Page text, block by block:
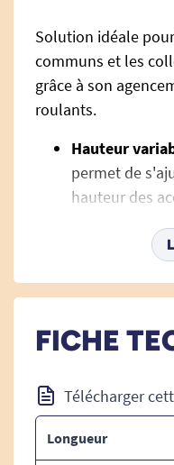
Solution idéale
communs et les
grâce à son
roulants.
Hauteur
permet de
hauteur des
circulaires
Large
fauteuils
FICHE
Télécharger
Longueur